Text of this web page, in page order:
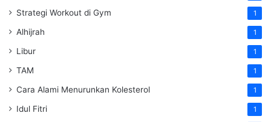
Strategi Workout di Gym 1
Alhijrah 1
Libur 1
TAM 1
Cara Alami Menurunkan Kolesterol 1
Idul Fitri 1